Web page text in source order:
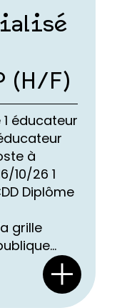
(H/F)
1 éducateur
à
10/26 1
Diplôme
grille